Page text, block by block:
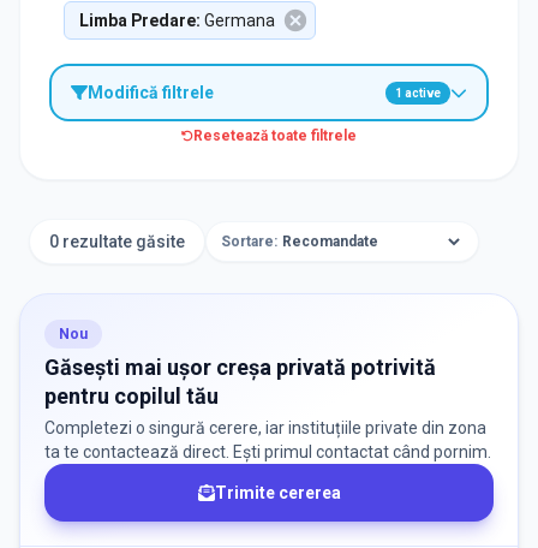
Limba Predare: Germana
Modifică filtrele 1 active
Resetează toate filtrele
0 rezultate găsite Sortare:
Nou
Găsești mai ușor creșa privată potrivită
pentru copilul tău
Completezi o singură cerere, iar instituțiile private din zona
ta te contactează direct. Ești primul contactat când pornim.
Trimite cererea